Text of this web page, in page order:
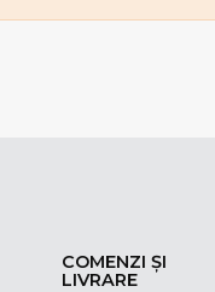
COMENZI ȘI
LIVRARE